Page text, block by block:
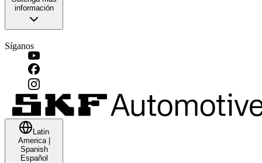
información
Síganos
Latin
America|
Spanish
Español